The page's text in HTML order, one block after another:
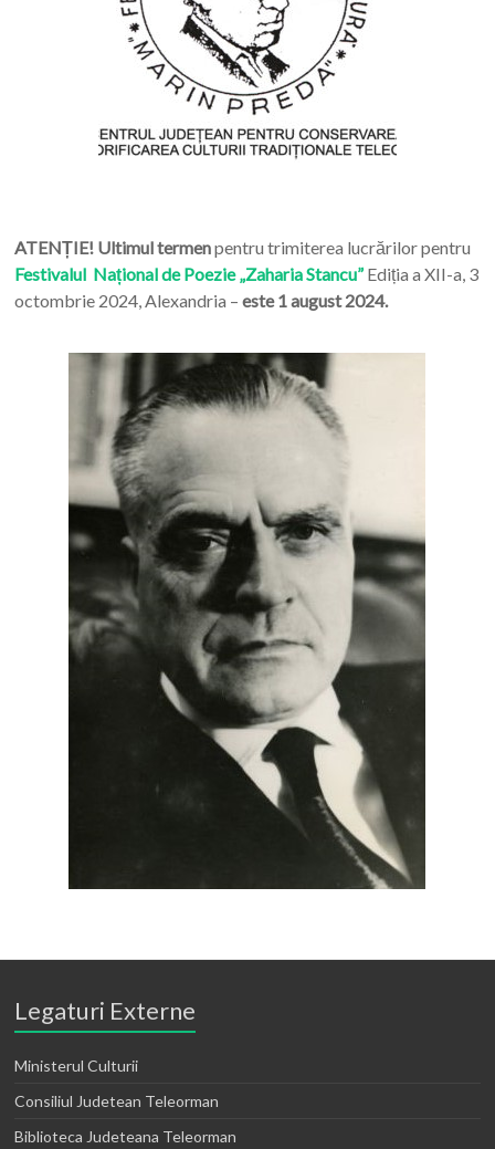
ATENȚIE! Ultimul termenpentru trimiterea lucrărilor pentru
Festivalul Național de Poezie „Zaharia Stancu”Ediția a XII-a, 3
octombrie 2024, Alexandria – este 1 august 2024.
Legaturi Externe
Ministerul Culturii
Consiliul Judetean Teleorman
Biblioteca Judeteana Teleorman